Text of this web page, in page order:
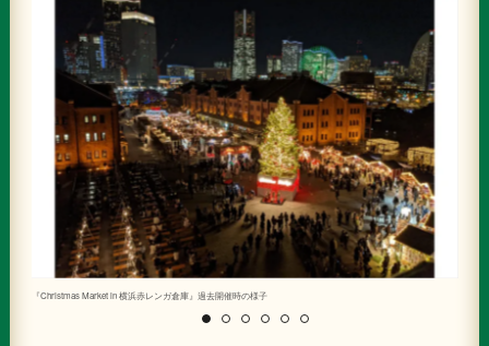
『Christmas Market in 横浜赤レンガ倉庫』過去開催時の様子